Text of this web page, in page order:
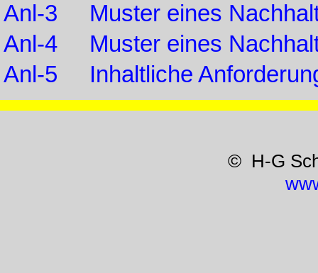
Anl-3 Muster eines
Anl-4 Muster eines
Anl-5 Inhaltliche
© H-G